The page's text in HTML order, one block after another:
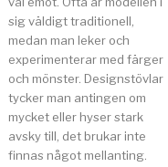
sig väldigt traditionell,
medan man leker och
experimenterar med färger
och mönster. Designstövlar
tycker man antingen om
mycket eller hyser stark
avsky till, det brukar inte
finnas något mellanting.